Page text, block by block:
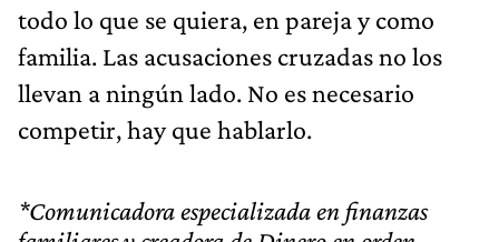
todo lo que se quiera, en pareja y como
familia. Las acusaciones cruzadas no los
llevan a ningún lado. No es necesario
competir, hay que hablarlo.
*Comunicadora especializada en finanzas